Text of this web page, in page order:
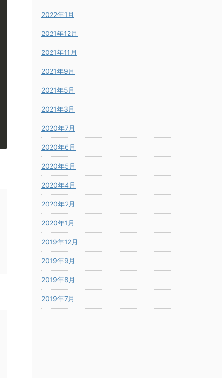
2022年1月
2021年12月
2021年11月
2021年9月
2021年5月
2021年3月
2020年7月
2020年6月
2020年5月
2020年4月
2020年2月
2020年1月
2019年12月
2019年9月
2019年8月
2019年7月